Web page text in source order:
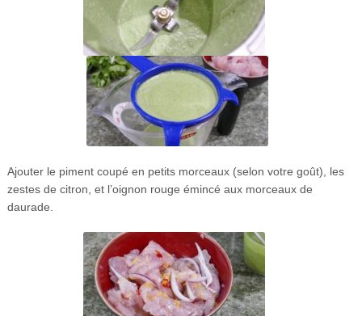
Ajouter le piment coupé en petits morceaux (selon votre goût), les
zestes de citron, et l’oignon rouge émincé aux morceaux de
daurade.